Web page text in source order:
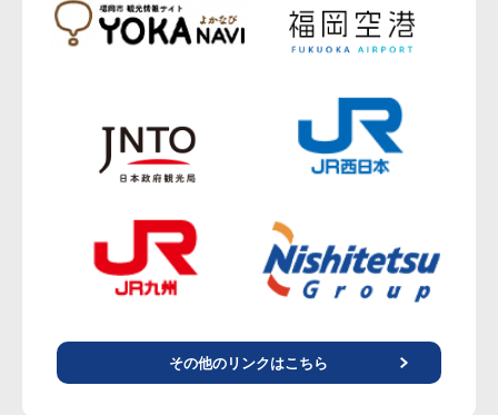
その他のリンクはこちら